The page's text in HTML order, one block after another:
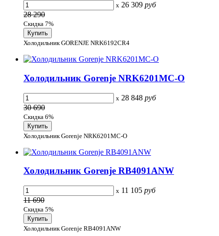
x 26 309 руб
28 290
Скидка 7%
Холодильник GORENJE NRK6192CR4
Холодильник Gorenje NRK6201MC-O
x 28 848 руб
30 690
Скидка 6%
Холодильник Gorenje NRK6201MC-O
Холодильник Gorenje RB4091ANW
x 11 105 руб
11 690
Скидка 5%
Холодильник Gorenje RB4091ANW